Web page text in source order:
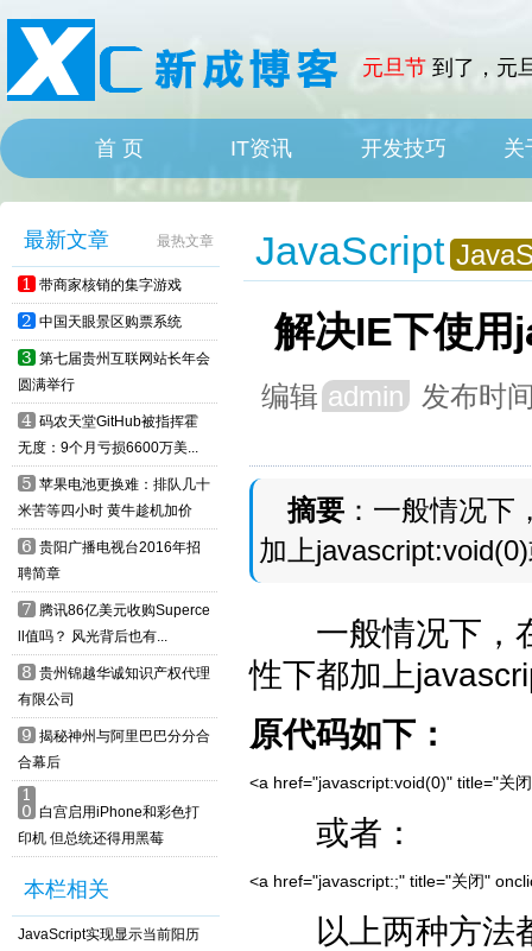
元旦节 到了，元
首 页 HOME
IT资讯 IT News
开发技巧 关
最新文章 最热文章
1 带商家核销的集字游戏
2 中国天眼景区购票系统
3 第七届贵州互联网站长年会
圆满举行
4 码农天堂GitHub被指挥霍
无度：9个月亏损6600万美...
5 苹果电池更换难：排队几十
米苦等四小时 黄牛趁机加价
6 贵阳广播电视台2016年招
聘简章
7 腾讯86亿美元收购Superce
ll值吗？ 风光背后也有...
8 贵州锦越华诚知识产权代理
有限公司
9 揭秘神州与阿里巴巴分分合
合幕后
1
0 白宫启用iPhone和彩色打
印机 但总统还得用黑莓
本栏相关
JavaScript实现显示当前阳历
JavaScript
解决IE下使
编辑 admin 发布时
摘要 ：一般情况
加上
一般情况下，在
性下都加上
原代码如下：
<a href="javascript:void(0)" title="关
或者：
<a href="javascript:;" title="关闭"
以上两种方法